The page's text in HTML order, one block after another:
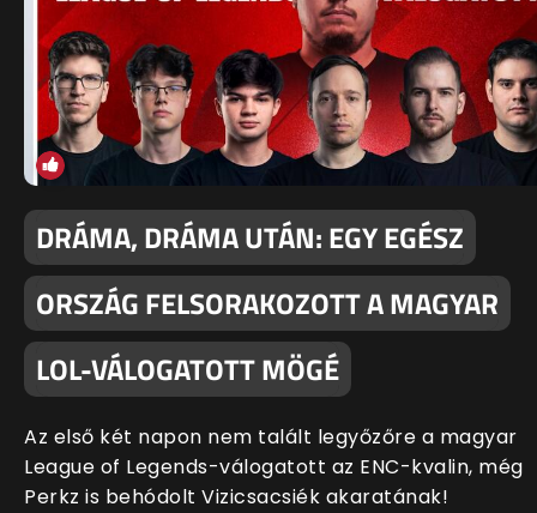
DRÁMA, DRÁMA UTÁN: EGY EGÉSZ
ORSZÁG FELSORAKOZOTT A MAGYAR
LOL-VÁLOGATOTT MÖGÉ
Az első két napon nem talált legyőzőre a magyar
League of Legends-válogatott az ENC-kvalin, még
Perkz is behódolt Vizicsacsiék akaratának!